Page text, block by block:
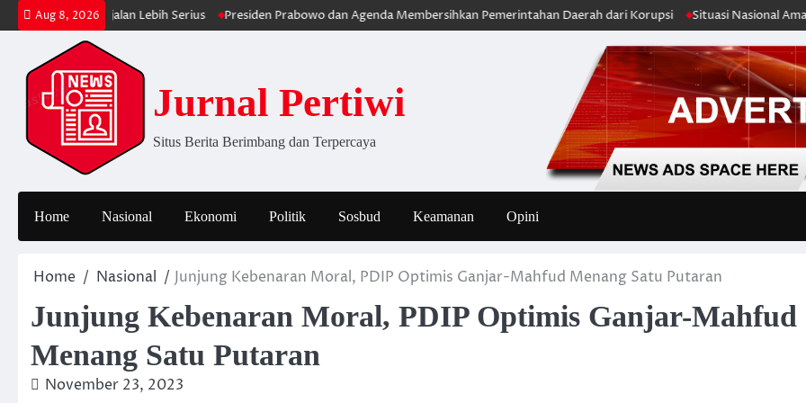
Skip
to
content
Aug 8, 2026
MBG Berjalan Lebih Serius Presiden Prabowo dan Agenda Membersihkan Pemerintahan Daerah dari Korupsi Situasi Nasional Aman,
Jurnal Pertiwi
Situs Berita Berimbang dan Terpercaya
Home Nasional Ekonomi Politik Sosbud Keamanan Opini
Home Nasional Junjung Kebenaran Moral, PDIP Optimis Ganjar-Mahfud Menang Satu Putaran
Junjung Kebenaran Moral, PDIP Optimis Ganjar-Mahfud
Menang Satu Putaran
November 23, 2023